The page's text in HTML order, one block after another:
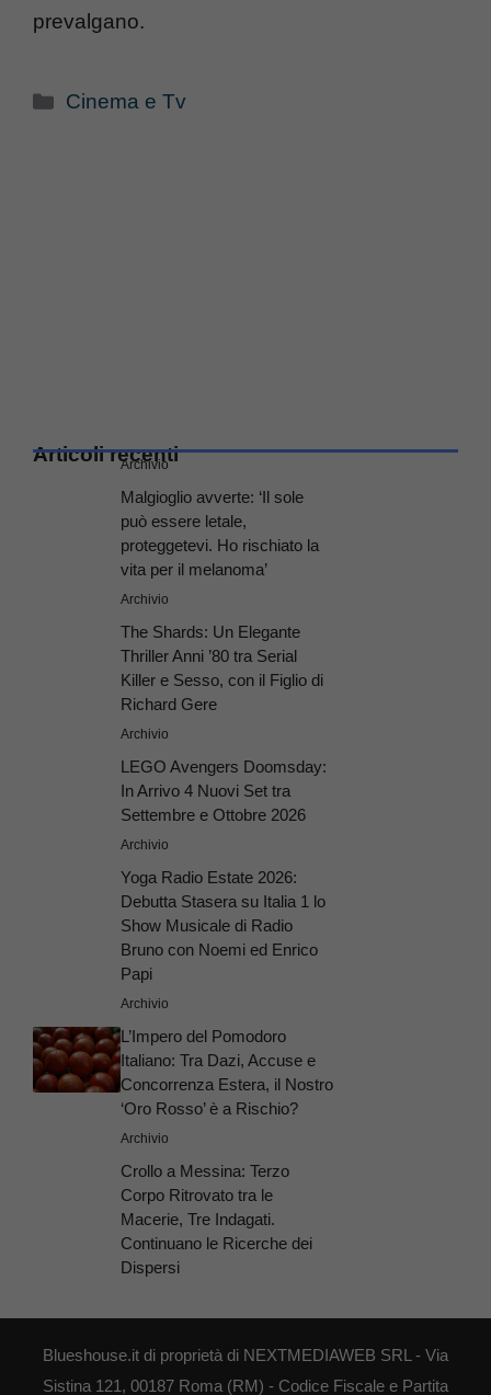
prevalgano.
Categorie
Cinema e Tv
Articoli recenti
Archivio
Malgioglio avverte: ‘Il sole
può essere letale,
proteggetevi. Ho rischiato la
vita per il melanoma’
Archivio
The Shards: Un Elegante
Thriller Anni ’80 tra Serial
Killer e Sesso, con il Figlio di
Richard Gere
Archivio
LEGO Avengers Doomsday:
In Arrivo 4 Nuovi Set tra
Settembre e Ottobre 2026
Archivio
Yoga Radio Estate 2026:
Debutta Stasera su Italia 1 lo
Show Musicale di Radio
Bruno con Noemi ed Enrico
Papi
Archivio
L’Impero del Pomodoro
Italiano: Tra Dazi, Accuse e
Concorrenza Estera, il Nostro
‘Oro Rosso’ è a Rischio?
Archivio
Crollo a Messina: Terzo
Corpo Ritrovato tra le
Macerie, Tre Indagati.
Continuano le Ricerche dei
Dispersi
Blueshouse.it di proprietà di NEXTMEDIAWEB SRL - Via
Sistina 121, 00187 Roma (RM) - Codice Fiscale e Partita